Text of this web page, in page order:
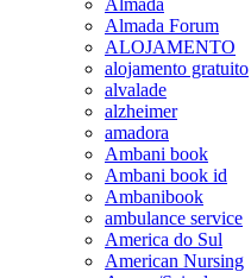
Almada Forum
ALOJAMENTO
alojamento gratuito
alvalade
alzheimer
amadora
Ambani book
Ambani book id
Ambanibook
ambulance service
America do Sul
American Nursing